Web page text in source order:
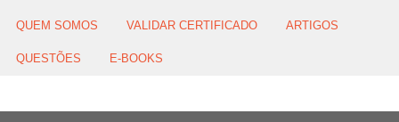
QUEM SOMOS VALIDAR CERTIFICADO ARTIGOS
QUESTÕES E-BOOKS